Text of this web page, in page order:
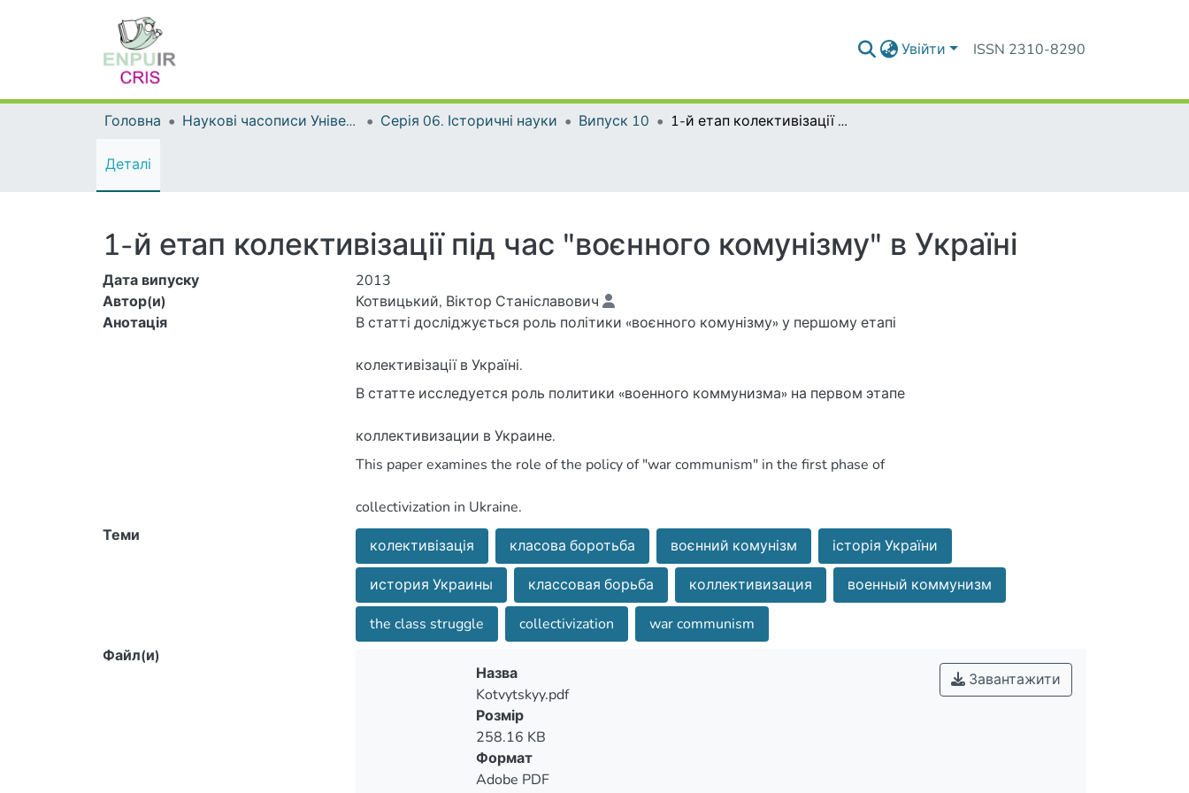
Увійти ISSN 2310-8290
Головна Наукові часописи Університету Серія 06. Історичні науки Випуск 10 1-й етап колективізації під час "воєнного комунізму" в Україні
Деталі
1-й етап колективізації під час "воєнного комунізму" в Україні
Дата випуску
2013
Автор(и)
Котвицький, Віктор Станіславович
Анотація
колективізації в Україні.
В статте исследуется роль политики «военного коммунизма» на первом этапе
коллективизации в Украине.
This paper examines the role of the policy of "war communism" in the first phase of
collectivization in Ukraine.
Теми
колективізація класова боротьба воєнний комунізм
історія України
история Украины
классовая борьба коллективизация
военный коммунизм
the class struggle
collectivization
war communism
Файл(и)
Завантажити
Назва
Kotvytskyy.pdf
Розмір
258.16 KB
Формат
Adobe PDF